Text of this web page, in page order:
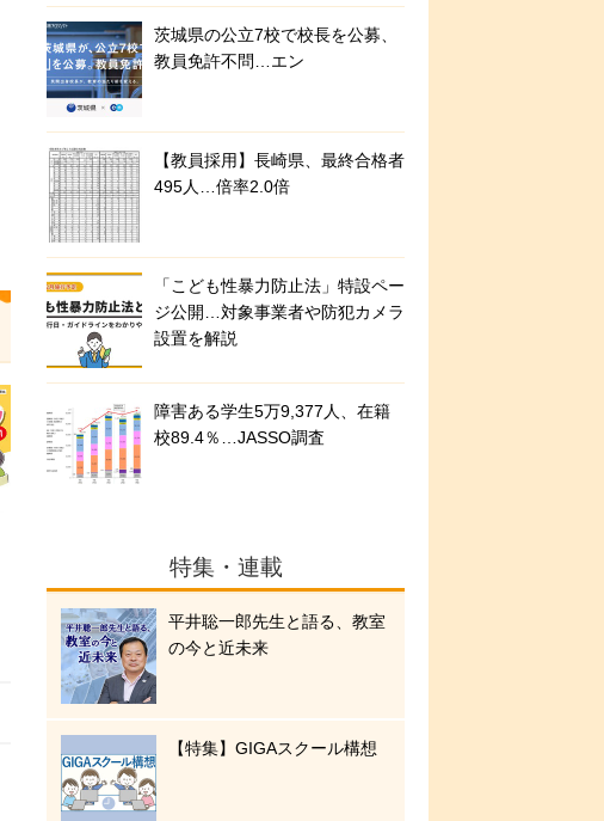
茨城県の公立7校で校長を公募、
教員免許不問…エン
【教員採用】長崎県、最終合格者
495人…倍率2.0倍
「こども性暴力防止法」特設ペー
ジ公開…対象事業者や防犯カメラ
設置を解説
障害ある学生5万9,377人、在籍
校89.4％…JASSO調査
特集・連載
平井聡一郎先生と語る、教室
の今と近未来
【特集】GIGAスクール構想